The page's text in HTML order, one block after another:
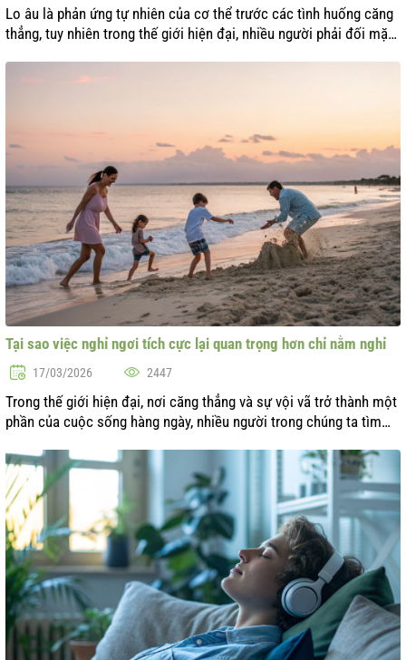
Lo âu là phản ứng tự nhiên của cơ thể trước các tình huống căng
thẳng, tuy nhiên trong thế giới hiện đại, nhiều người phải đối mặt
bản ...
Tại sao việc nghỉ ngơi tích cực lại quan trọng hơn chỉ nằm nghỉ
17/03/2026 2447
Trong thế giới hiện đại, nơi căng thẳng và sự vội vã trở thành một
phần của cuộc sống hàng ngày, nhiều người trong chúng ta tìm
liệu có n...